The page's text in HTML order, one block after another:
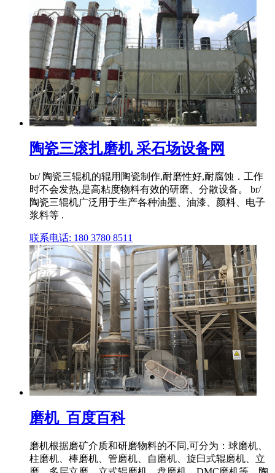
陶瓷三滚扎磨机 采石场设备网
br/ 陶瓷三辊机的辊用陶瓷制作,耐磨性好,耐腐蚀．工作
时不会发热,是高粘度物料有效的研磨、分散设备。 br/
陶瓷三辊机广泛用于生产各种油墨、油漆、颜料、电子
浆料等 .
联系电话: 180 3780 8511
磨机_百度百科
磨机根据磨矿介质和研磨物料的不同,可分为：球磨机、
柱磨机、棒磨机、管磨机、自磨机、旋臼式辊磨机、立